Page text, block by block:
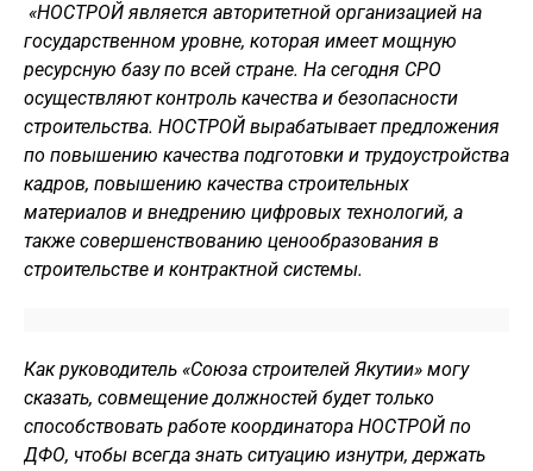
«НОСТРОЙ является авторитетной организацией на
государственном уровне, которая имеет мощную
ресурсную базу по всей стране. На сегодня СРО
осуществляют контроль качества и безопасности
строительства. НОСТРОЙ вырабатывает предложения
по повышению качества подготовки и трудоустройства
кадров, повышению качества строительных
материалов и внедрению цифровых технологий, а
также совершенствованию ценообразования в
строительстве и контрактной системы.
Как руководитель «Союза строителей Якутии» могу
сказать, совмещение должностей будет только
способствовать работе координатора НОСТРОЙ по
ДФО, чтобы всегда знать ситуацию изнутри, держать